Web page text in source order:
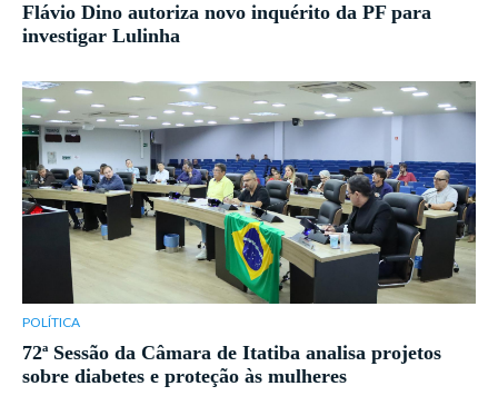
Flávio Dino autoriza novo inquérito da PF para
investigar Lulinha
POLÍTICA
72ª Sessão da Câmara de Itatiba analisa projetos
sobre diabetes e proteção às mulheres